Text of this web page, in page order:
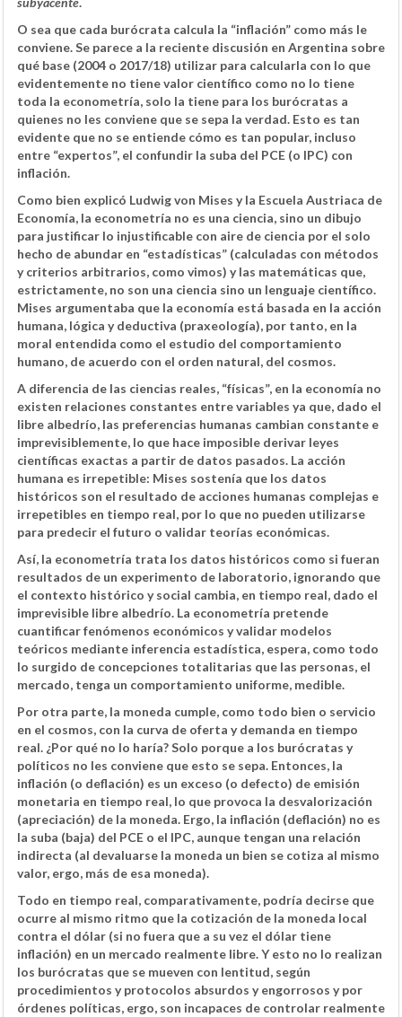
O sea que cada burócrata calcula la “inflación” como más le
conviene. Se parece a la reciente discusión en Argentina sobre
qué base (2004 o 2017/18) utilizar para calcularla con lo que
evidentemente no tiene valor científico como no lo tiene
toda la econometría, solo la tiene para los burócratas a
quienes no les conviene que se sepa la verdad. Esto es tan
evidente que no se entiende cómo es tan popular, incluso
entre “expertos”, el confundir la suba del PCE (o IPC) con
inflación.
Como bien explicó Ludwig von Mises y la Escuela Austriaca de
Economía, la econometría no es una ciencia, sino un dibujo
para justificar lo injustificable con aire de ciencia por el solo
hecho de abundar en “estadísticas” (calculadas con métodos
y criterios arbitrarios, como vimos) y las matemáticas que,
estrictamente, no son una ciencia sino un lenguaje científico.
Mises argumentaba que la economía está basada en la acción
humana, lógica y deductiva (praxeología), por tanto, en la
moral entendida como el estudio del comportamiento
humano, de acuerdo con el orden natural, del cosmos.
A diferencia de las ciencias reales, “físicas”, en la economía no
existen relaciones constantes entre variables ya que, dado el
libre albedrío, las preferencias humanas cambian constante e
imprevisiblemente, lo que hace imposible derivar leyes
científicas exactas a partir de datos pasados. La acción
humana es irrepetible: Mises sostenía que los datos
históricos son el resultado de acciones humanas complejas e
irrepetibles en tiempo real, por lo que no pueden utilizarse
para predecir el futuro o validar teorías económicas.
Así, la econometría trata los datos históricos como si fueran
resultados de un experimento de laboratorio, ignorando que
el contexto histórico y social cambia, en tiempo real, dado el
imprevisible libre albedrío. La econometría pretende
cuantificar fenómenos económicos y validar modelos
teóricos mediante inferencia estadística, espera, como todo
lo surgido de concepciones totalitarias que las personas, el
mercado, tenga un comportamiento uniforme, medible.
Por otra parte, la moneda cumple, como todo bien o servicio
en el cosmos, con la curva de oferta y demanda en tiempo
real. ¿Por qué no lo haría? Solo porque a los burócratas y
políticos no les conviene que esto se sepa. Entonces, la
inflación (o deflación) es un exceso (o defecto) de emisión
monetaria en tiempo real, lo que provoca la desvalorización
(apreciación) de la moneda. Ergo, la inflación (deflación) no es
la suba (baja) del PCE o el IPC, aunque tengan una relación
indirecta (al devaluarse la moneda un bien se cotiza al mismo
valor, ergo, más de esa moneda).
Todo en tiempo real, comparativamente, podría decirse que
ocurre al mismo ritmo que la cotización de la moneda local
contra el dólar (si no fuera que a su vez el dólar tiene
inflación) en un mercado realmente libre. Y esto no lo realizan
los burócratas que se mueven con lentitud, según
procedimientos y protocolos absurdos y engorrosos y por
órdenes políticas, ergo, son incapaces de controlar realmente